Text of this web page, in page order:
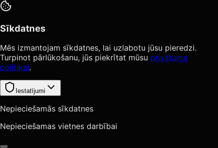
Sīkdatnes
Mēs izmantojam sīkdatnes, lai uzlabotu jūsu pieredzi.
Turpinot pārlūkošanu, jūs piekrītat mūsu privātuma
politikai.
Iestatījumi
Nepieciešamās sīkdatnes
Nepieciešamas vietnes darbībai